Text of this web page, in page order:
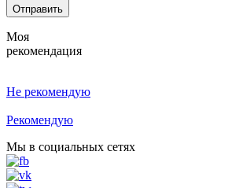
Отправить
Моя
рекомендация
Не рекомендую
Рекомендую
Мы в социальных сетях